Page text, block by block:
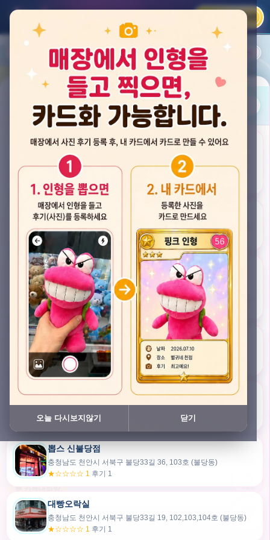
카카오 로그인
평점순 내 주변 즐겨찾기
뽑스 천안 불당점
★★★★☆ 4.2 후기 33
게임플렉스 불당동점
★★★☆☆ 2.5 후기 4
뽑기랜드
★★★★★ 4.7후기 49
픽스팟 불당점
충청남도 천안시 서북구 불당33길 47, 106호 (불당동)
★☆☆☆☆ 1 후기 1
쿠보 신불당점
충청남도 천안시 서북구 불당33길 35, 105호 (불당동)
★★★☆☆ 2.5후기 2
뽑스 신불당점
충청남도 천안시 서북구 불당33길 36, 103호 (불당동)
★☆☆☆☆ 1 후기 1
대빵오락실
충청남도 천안시 서북구 불당33길 19, 102,103,104호 (불당동)
★☆☆☆☆ 1 후기 1
30m
내위치
💬 카톡대화방
오늘 다시보지않기 닫기